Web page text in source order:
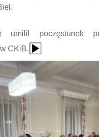
umilił poczęstunek
CKiB.
{Play}